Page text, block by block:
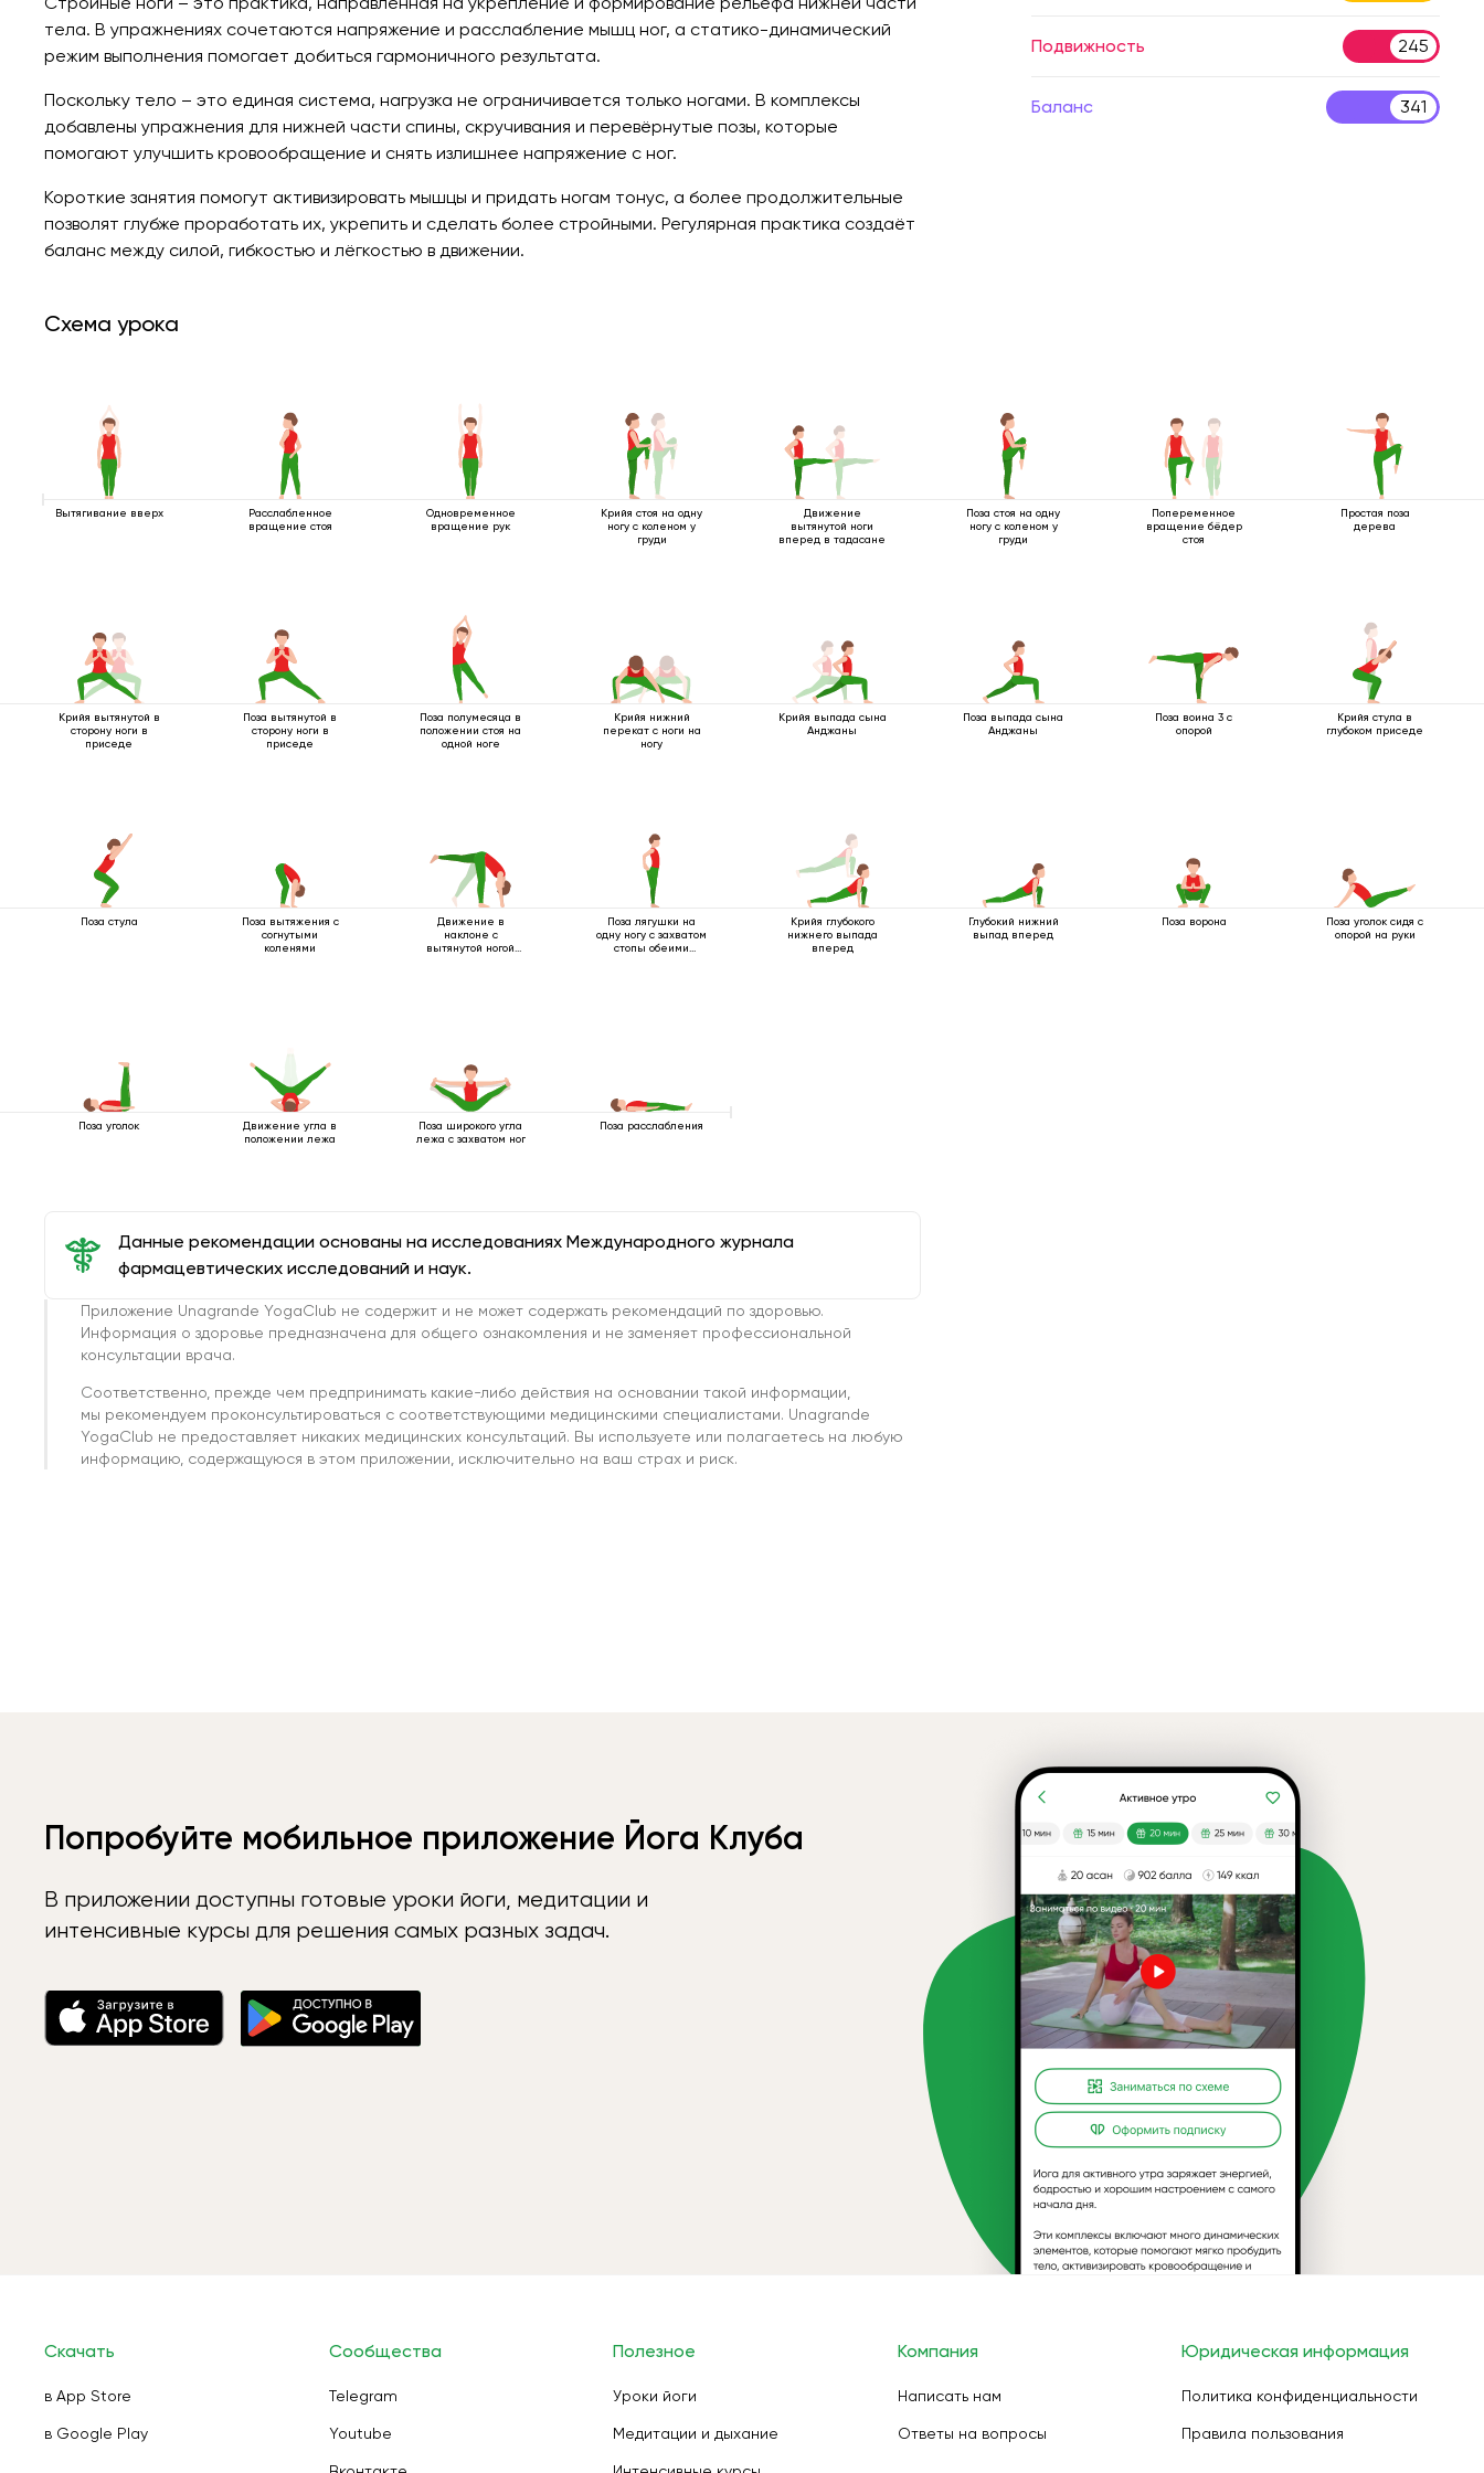
тела. В упражнениях сочетаются напряжение и расслабление мышц ног, а статико-динамический
режим выполнения помогает добиться гармоничного результата.
Поскольку тело – это единая система, нагрузка не ограничивается только ногами. В комплексы
добавлены упражнения для нижней части спины, скручивания и перевёрнутые позы, которые
помогают улучшить кровообращение и снять излишнее напряжение с ног.
Короткие занятия помогут активизировать мышцы и придать ногам тонус, а более продолжительные
позволят глубже проработать их, укрепить и сделать более стройными. Регулярная практика создаёт
баланс между силой, гибкостью и лёгкостью в движении.
Подвижность 245
Баланс 341
Схема урока
Вытягивание вверх
Расслабленное
вращение стоя
Одновременное
вращение рук
Крийя стоя на одну
ногу с коленом у
груди
Движение
вытянутой ноги
вперед в тадасане
Поза стоя на одну
ногу с коленом у
груди
Попеременное
вращение бёдер
стоя
Простая поза
дерева
Крийя вытянутой в
сторону ноги в
приседе
Поза вытянутой в
сторону ноги в
приседе
Поза полумесяца в
положении стоя на
одной ноге
Крийя нижний
перекат с ноги на
ногу
Крийя выпада сына
Анджаны
Поза выпада сына
Анджаны
Поза воина 3 с
опорой
Крийя стула в
глубоком приседе
Поза стула
Поза вытяжения с
согнутыми
коленями
Движение в
наклоне с
вытянутой ногой
Поза лягушки на
одну ногу с захватом
стопы обеими
Крийя глубокого
нижнего выпада
вперед
Глубокий нижний
выпад вперед
Поза ворона
Поза уголок сидя с
опорой на руки
Поза уголок
Движение угла в
положении лежа
Поза широкого угла
лежа с захватом ног
Поза расслабления
Данные рекомендации основаны на исследованиях Международного журнала
фармацевтических исследований и наук.
Приложение Unagrande YogaClub не содержит и не может содержать рекомендаций по здоровью.
Информация о здоровье предназначена для общего ознакомления и не заменяет профессиональной
консультации врача.
Соответственно, прежде чем предпринимать какие-либо действия на основании такой информации,
мы рекомендуем проконсультироваться с соответствующими медицинскими специалистами. Unagrande
YogaClub не предоставляет никаких медицинских консультаций. Вы используете или полагаетесь на любую
информацию, содержащуюся в этом приложении, исключительно на ваш страх и риск.
Попробуйте мобильное приложение Йога Клуба
В приложении доступны готовые уроки йоги, медитации и
интенсивные курсы для решения самых разных задач.
Скачать
в App Store
в Google Play
Сообщества
Telegram
Youtube
Полезное
Уроки йоги
Медитации и дыхание
Компания
Написать нам
Ответы на вопросы
Юридическая информация
Политика конфиденциальности
Правила пользования